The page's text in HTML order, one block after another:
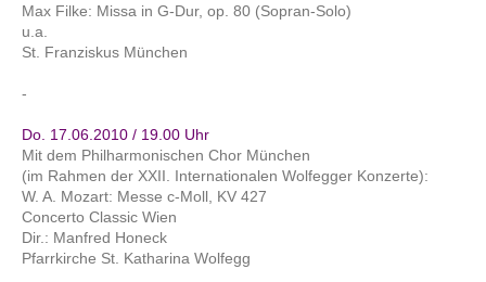
Max Filke: Missa in G-Dur, op. 80 (Sopran-Solo)
u.a.
St. Franziskus München
-
Do. 17.06.2010 / 19.00 Uhr
Mit dem Philharmonischen Chor München
(im Rahmen der XXII. Internationalen Wolfegger Konzerte):
W. A. Mozart: Messe c-Moll, KV 427
Concerto Classic Wien
Dir.: Manfred Honeck
Pfarrkirche St. Katharina Wolfegg